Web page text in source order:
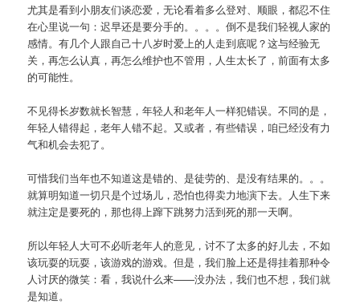
尤其是看到小朋友们谈恋爱，无论看着多么登对、顺眼，都忍不住
在心里说一句：迟早还是要分手的。。。。倒不是我们轻视人家的
感情。有几个人跟自己十八岁时爱上的人走到底呢？这与经验无
关，再怎么认真，再怎么维护也不管用，人生太长了，前面有太多
的可能性。
不见得长岁数就长智慧，年轻人和老年人一样犯错误。不同的是，
年轻人错得起，老年人错不起。又或者，有些错误，咱已经没有力
气和机会去犯了。
可惜我们当年也不知道这是错的、是徒劳的、是没有结果的。。。
就算明知道一切只是个过场儿，恐怕也得卖力地演下去。人生下来
就注定是要死的，那也得上蹿下跳努力活到死的那一天啊。
所以年轻人大可不必听老年人的意见，讨不了太多的好儿去，不如
该玩耍的玩耍，该游戏的游戏。但是，我们脸上还是得挂着那种令
人讨厌的微笑：看，我说什么来——没办法，我们也不想，我们就
是知道。